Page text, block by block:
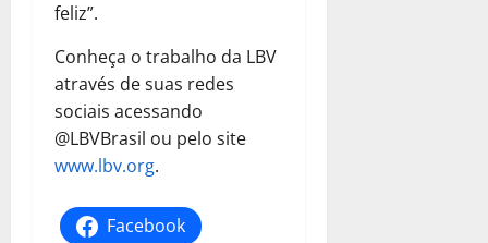
feliz”.
Conheça o trabalho da LBV
através de suas redes
sociais acessando
@LBVBrasil ou pelo site
www.lbv.org.
Facebook